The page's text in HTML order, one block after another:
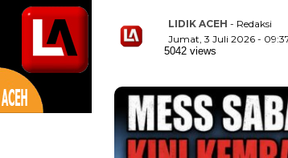
LIDIK ACEH - Redaksi
Jumat, 3 Juli 2026 -
5042 views